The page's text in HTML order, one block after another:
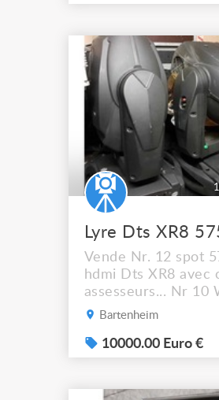
avec menu
différentes
gradateurs. • Sortie
auxiliaire sur
DE09-S (9 contacts
femelle) ...
Vende Nr. 12 spot
hdmi Dts XR8 avec
assesseurs... Nr 10
575w hdmi Dts XR8
Bonne état lampe
Matériels
l’achat et la
Bartenheim
10000.00 Euro €